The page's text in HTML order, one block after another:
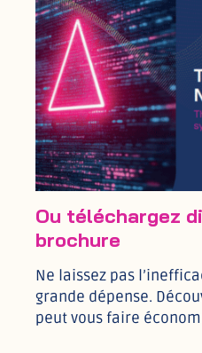
Ou téléchargez
brochure
Ne laissez pas
grande dépense.
peut vous faire